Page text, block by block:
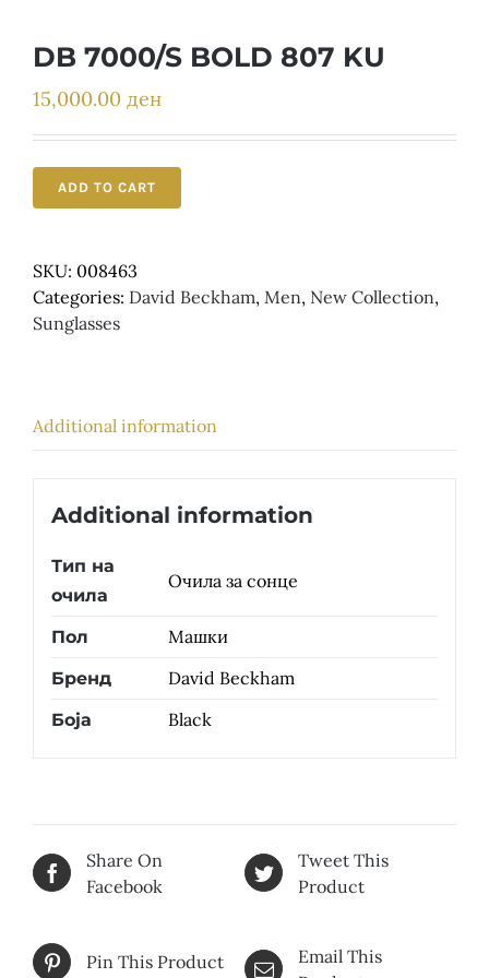
DB 7000/S BOLD 807 KU
15,000.00 ден
ADD TO CART
SKU: 008463
Categories: David Beckham, Men, New Collection,
Sunglasses
Additional information
Additional information
Тип на
очила
Очила за сонце
Пол Машки
Бренд David Beckham
Боја Black
Share On
Facebook
Tweet This
Product
Pin This Product
Email This